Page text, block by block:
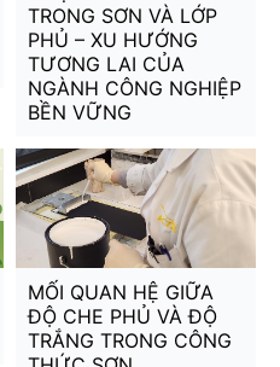
TRONG SƠN VÀ LỚP
PHỦ – XU HƯỚNG
TƯƠNG LAI CỦA
NGÀNH CÔNG NGHIỆP
BỀN VỮNG
MỐI QUAN HỆ GIỮA
ĐỘ CHE PHỦ VÀ ĐỘ
TRẮNG TRONG CÔNG